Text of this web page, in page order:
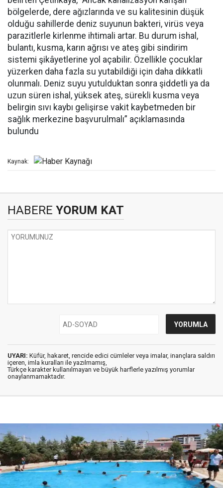
bölgelerde, dere ağızlarında ve su kalitesinin düşük
olduğu sahillerde deniz suyunun bakteri, virüs veya
parazitlerle kirlenme ihtimali artar. Bu durum ishal,
bulantı, kusma, karın ağrısı ve ateş gibi sindirim
sistemi şikâyetlerine yol açabilir. Özellikle çocuklar
yüzerken daha fazla su yutabildiği için daha dikkatli
olunmalı. Deniz suyu yutulduktan sonra şiddetli ya da
uzun süren ishal, yüksek ateş, sürekli kusma veya
belirgin sıvı kaybı gelişirse vakit kaybetmeden bir
sağlık merkezine başvurulmalı” açıklamasında
bulundu
Kaynak:
HABERE YORUM KAT
UYARI: Küfür, hakaret, rencide edici cümleler veya imalar, inançlara saldırı
içeren, imla kuralları ile yazılmamış,
Türkçe karakter kullanılmayan ve büyük harflerle yazılmış yorumlar
onaylanmamaktadır.